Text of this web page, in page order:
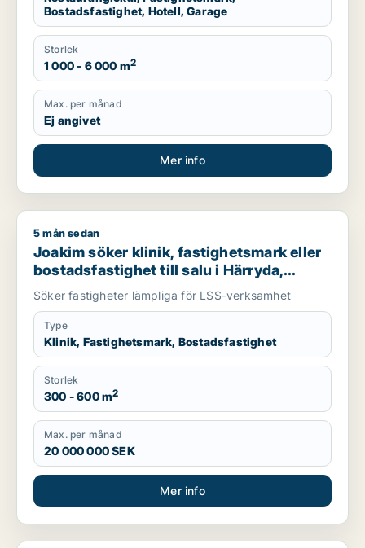
Bostadsfastighet, Hotell, Garage
Storlek
1 000 - 6 000 m2
Max. per månad
Ej angivet
Mer info
Joakim söker klinik, fastighetsmark eller bostadsfastighet
5 mån sedan
Joakim söker klinik, fastighetsmark eller
bostadsfastighet till salu i Härryda,
Mölndal eller Göteborg
Söker fastigheter lämpliga för LSS-verksamhet
Type
Klinik, Fastighetsmark, Bostadsfastighet
Storlek
300 - 600 m2
Max. per månad
20 000 000 SEK
Mer info